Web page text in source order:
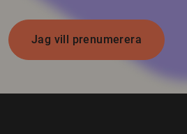
Jag vill prenumerera